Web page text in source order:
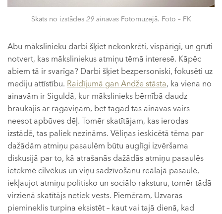
Skats no izstādes 29 ainavasFotomuzejā. Foto – FK
Abu mākslinieku darbi šķiet nekonkrēti, vispārīgi, un grūti
notvert, kas māksliniekus atmiņu tēmā interesē. Kāpēc
abiem tā ir svarīga? Darbi šķiet bezpersoniski, fokusēti uz
mediju attīstību. Raidījumā gan Andže stāsta, ka viena no
ainavām ir Siguldā, kur mākslinieks bērnībā daudz
braukājis ar ragaviņām, bet tagad tās ainavas vairs
neesot apbūves dēļ. Tomēr skatītājam, kas ierodas
izstādē, tas paliek nezināms. Vēliņas ieskicētā tēma par
dažādām atmiņu pasaulēm būtu auglīgi izvēršama
diskusijā par to, kā atrašanās dažādās atmiņu pasaulēs
ietekmē cilvēkus un viņu sadzīvošanu reālajā pasaulē,
iekļaujot atmiņu politisko un sociālo raksturu, tomēr tādā
virzienā skatītājs netiek vests. Piemēram, Uzvaras
piemineklis turpina eksistēt – kaut vai tajā dienā, kad